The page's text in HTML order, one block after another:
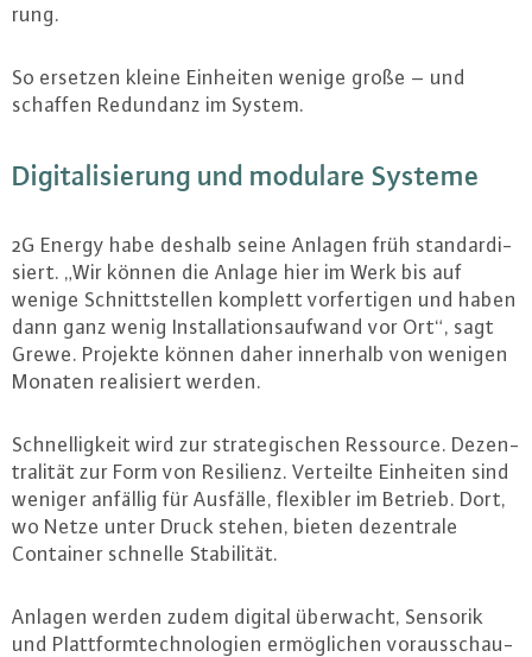
rung.
So ersetzen kleine Einheiten wenige große – und
schaffen Redundanz im System.
Di­gi­ta­li­sie­rung und modulare Systeme
2G Energy habe deshalb seine Anlagen früh stan­dar­di­
siert. „Wir können die Anlage hier im Werk bis auf
wenige Schnitt­stel­len komplett vor­fer­ti­gen und haben
dann ganz wenig In­stal­la­ti­ons­auf­wand vor Ort“, sagt
Grewe. Projekte können daher innerhalb von wenigen
Monaten rea­li­siert werden.
Schnel­lig­keit wird zur stra­te­gi­schen Ressource. De­zen­
tra­li­tät zur Form von Resilienz. Verteilte Einheiten sind
weniger anfällig für Ausfälle, flexibler im Betrieb. Dort,
wo Netze unter Druck stehen, bieten de­zen­tra­le
Container schnelle Sta­bi­li­tät.
Anlagen werden zudem digital überwacht, Sensorik
und Platt­form­tech­no­lo­gi­en er­mög­li­chen vor­aus­schau­